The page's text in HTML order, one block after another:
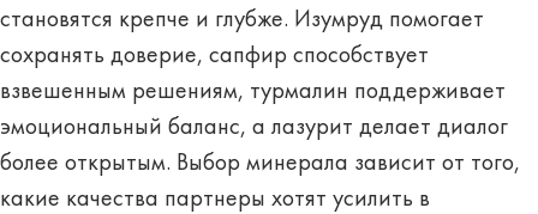
становятся крепче и глубже. Изумруд помогает
сохранять доверие, сапфир способствует
взвешенным решениям, турмалин поддерживает
эмоциональный баланс, а лазурит делает диалог
более открытым. Выбор минерала зависит от того,
какие качества партнеры хотят усилить в